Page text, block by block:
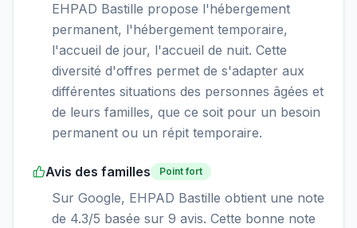
EHPAD Bastille propose l'hébergement
permanent, l'hébergement temporaire,
l'accueil de jour, l'accueil de nuit. Cette
diversité d'offres permet de s'adapter aux
différentes situations des personnes âgées et
de leurs familles, que ce soit pour un besoin
permanent ou un répit temporaire.
Avis des familles Point fort
Sur Google, EHPAD Bastille obtient une note
de 4.3/5 basée sur 9 avis. Cette bonne note